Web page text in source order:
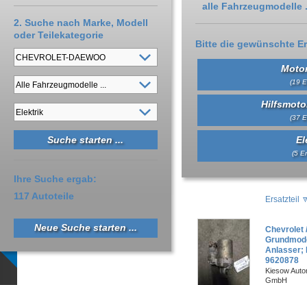
Anzeigen
alle Fahrzeugmodelle
Bitte die gewünschte
(19
(37
(5
Ersatzteil
Chevrolet
Anlasser;
9620878
Kiesow
GmbH
2. Suche nach Marke, Modell
oder Teilekategorie
Ihre Suche ergab:
117 Autoteile
Neue Suche starten ...